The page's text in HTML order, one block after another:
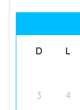
D L
3
4